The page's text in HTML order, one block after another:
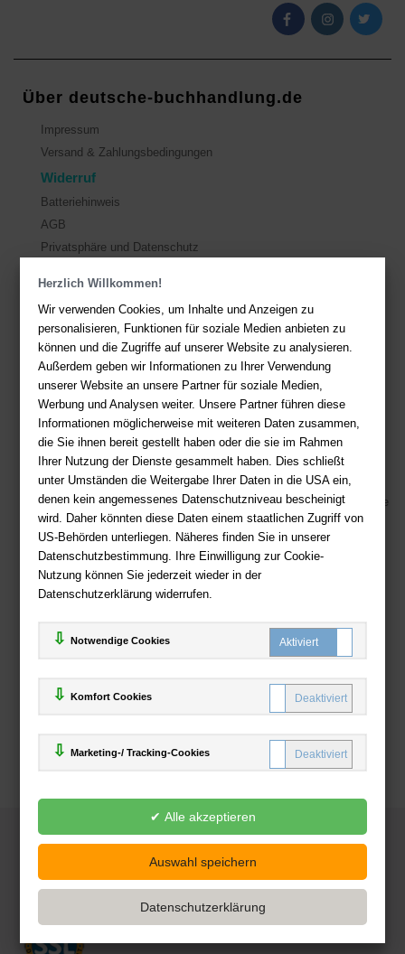
Herzlich Willkommen!
Wir verwenden Cookies, um Inhalte und Anzeigen zu
personalisieren, Funktionen für soziale Medien anbieten zu
können und die Zugriffe auf unserer Website zu analysieren.
Außerdem geben wir Informationen zu Ihrer Verwendung
unserer Website an unsere Partner für soziale Medien,
Werbung und Analysen weiter. Unsere Partner führen diese
Informationen möglicherweise mit weiteren Daten zusammen,
die Sie ihnen bereit gestellt haben oder die sie im Rahmen
Ihrer Nutzung der Dienste gesammelt haben. Dies schließt
unter Umständen die Weitergabe Ihrer Daten in die USA ein,
denen kein angemessenes Datenschutzniveau bescheinigt
wird. Daher könnten diese Daten einem staatlichen Zugriff von
US-Behörden unterliegen. Näheres finden Sie in unserer
Datenschutzbestimmung. Ihre Einwilligung zur Cookie-
Nutzung können Sie jederzeit wieder in der
Datenschutzerklärung widerrufen.
Notwendige Cookies
Komfort Cookies
Marketing-/ Tracking-Cookies
Über deutsche-buchhandlung.de
Impressum
Versand & Zahlungsbedingungen
Widerruf
Batteriehinweis
AGB
Privatsphäre und Datenschutz
Sie haben Fragen? Hier finden Sie Antworten auf häufig gestellte
Fragen.
Fragen per E-Mail: service@deutsche-buchhandlung.de
Telefon: +49 (0)511 - 982 684 41
Ihre Vorteile bei uns
Kostenloser Versand ab 36,- EUR Bestellwert
Sicherer Online Shop und Zahlung mit SSL-Verschlüsselung
Viele Zahlungsmethoden wie PayPal, Amazon Payment, Vorkasse
Zahlweisen
Deutsche-Buchhandlung.de
www.deutsche-buchhandlung.de ist ein Angebot der
Handelsgesellschaft mbH
Powered by Inooga